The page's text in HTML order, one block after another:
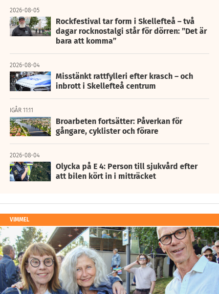
2026-08-05
Rockfestival tar form i Skellefteå – två
dagar rocknostalgi står för dörren: ”Det är
bara att komma”
2026-08-04
Misstänkt rattfylleri efter krasch – och
inbrott i Skellefteå centrum
IGÅR 11:11
Broarbeten fortsätter: Påverkan för
gångare, cyklister och förare
2026-08-04
Olycka på E 4: Person till sjukvård efter
att bilen kört in i mitträcket
VIMMEL